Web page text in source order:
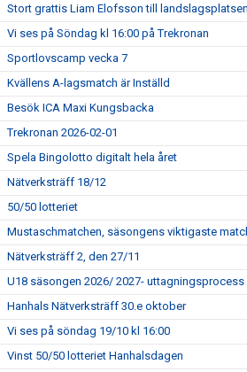
Stort grattis Liam Elofsson till
Vi ses på Söndag kl 16:00 på Trekronan
Sportlovscamp vecka 7
Kvällens A-lagsmatch är Inställd
Besök ICA Maxi Kungsbacka
Trekronan 2026-02-01
Spela Bingolotto digitalt hela året
Nätverksträff 18/12
50/50 lotteriet
Mustaschmatchen, säsongens viktigaste
Nätverksträff 2, den 27/11
U18 säsongen 2026/ 2027- uttagningsprocess
Hanhals Nätverksträff 30.e oktober
Vi ses på söndag 19/10 kl 16:00
Vinst 50/50 lotteriet Hanhalsdagen